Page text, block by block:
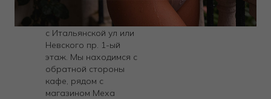
Как нас найти: 2 входа:
с Итальянской ул или
Невского пр. 1-ый
этаж. Мы находимся с
обратной стороны
кафе, рядом с
магазином Меха